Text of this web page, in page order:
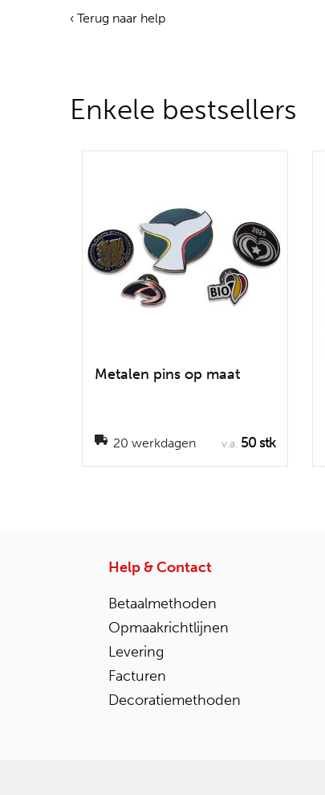
‹ Terug naar help
Enkele bestsellers
Metalen pins op maat
20 werkdagen v.a. 50 stk
Help & Contact
Betaalmethoden
Opmaakrichtlijnen
Levering
Facturen
Decoratiemethoden